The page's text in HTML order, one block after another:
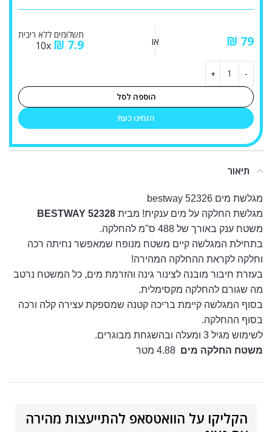
₪ או
תשלומים ללא ריבית
₪ 7.9
הוספה לסל
הזמינו כעת
תיאור
מגלשת מים bestway 52326
מגלשת החלקה על מים ענקית! מבית BESTWAY 52328
משטח ענק באורך של 488 ס"מ להחלקה.
בתחילת המגלשה קיים משטח מנופח שמאפשר נחיתה רכה
וחלקה לקראת ההחלקה המהירה!
בעזרת חיבור מובנה לצינור גינה והזרמת מים, כל המשטח נרטב
מה שגורם להחלקה מקסימלית.
בסוף המגלשה קיימת בריכה קטנה שמספקת עצירה קלה ורכה
בסוף ההחלקה.
לשימוש מגיל 3 ומעלה ובהשגחת מבוגרים.
משטח החלקה מים
הקליקו על הוואטסאפ להתייעצות מהירה